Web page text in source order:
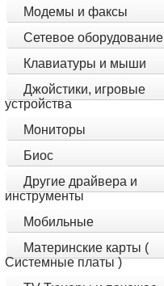
Модемы и факсы
Сетевое оборудование
Клавиатуры и мыши
Джойстики, игровые
устройства
Мониторы
Биос
Другие драйвера и
инструменты
Мобильные
Материнские карты (
Системные платы )